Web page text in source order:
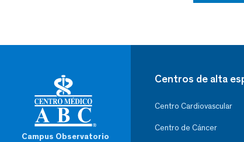
Campus Observatorio
Centros de alta
Centro Cardiovascular
Centro de Cáncer